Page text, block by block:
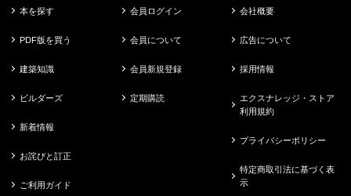
本を探す
PDF版を買う
建築知識
ビルダーズ
新着情報
お詫びと訂正
ご利用ガイド
会員ログイン
会員について
会員新規登録
定期購読
会社概要
広告について
採用情報
エクスナレッジ・ストア
利用規約
プライバシーポリシー
特定商取引法に基づく表
示